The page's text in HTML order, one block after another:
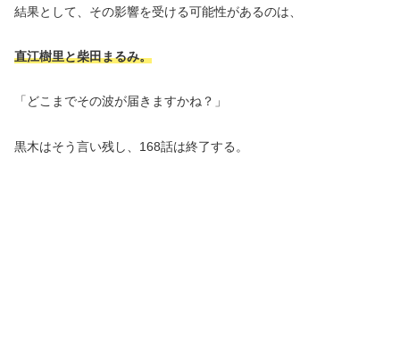
結果として、その影響を受ける可能性があるのは、
直江樹里と柴田まるみ。
「どこまでその波が届きますかね？」
黒木はそう言い残し、168話は終了する。